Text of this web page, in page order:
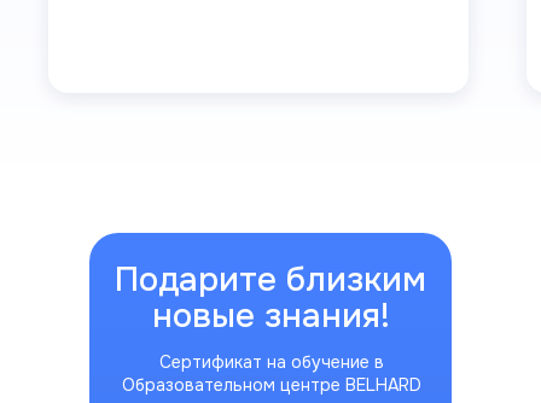
Подарите близким
новые знания!
Сертификат на обучение в
Образовательном центре BELHARD